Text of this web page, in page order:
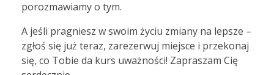
porozmawiamy o tym.
A jeśli pragniesz w swoim życiu zmiany na lepsze –
zgłoś się już teraz, zarezerwuj miejsce i przekonaj
się, co Tobie da kurs uważności! Zapraszam Cię